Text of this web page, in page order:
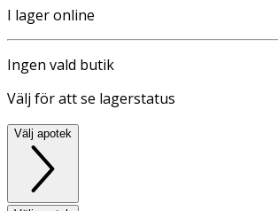
I lager online
Ingen vald butik
Välj för att se lagerstatus
Välj apotek